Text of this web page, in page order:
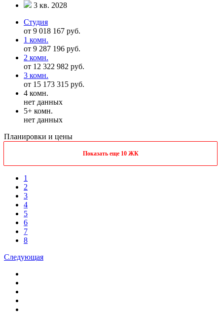
3 кв. 2028
Студия
от 9 018 167 руб.
1 комн.
от 9 287 196 руб.
2 комн.
от 12 322 982 руб.
3 комн.
от 15 173 315 руб.
4 комн.
нет данных
5+ комн.
нет данных
Планировки и цены
Показать еще 10 ЖК
1
2
3
4
5
6
7
8
Следующая